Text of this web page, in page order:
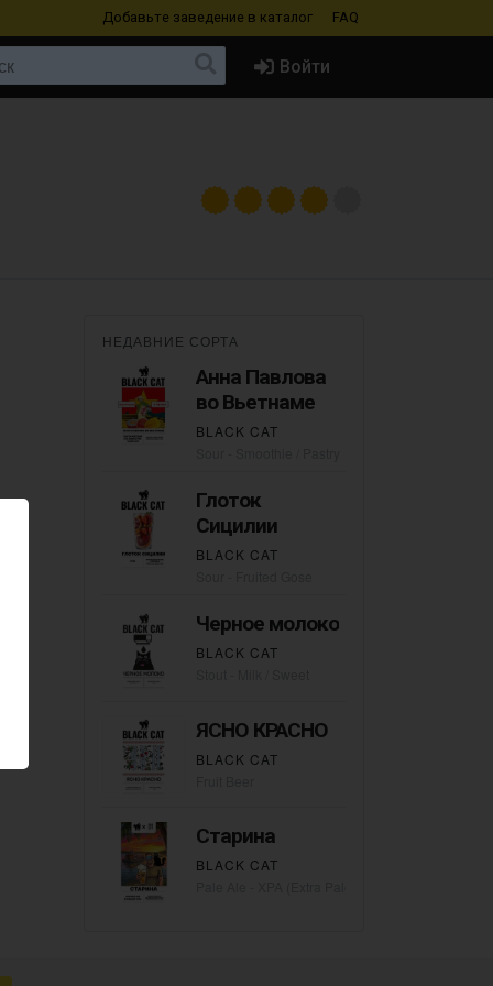
Добавьте заведение в каталог FAQ
Войти
НЕДАВНИЕ СОРТА
Анна Павлова
во Вьетнаме
BLACK CAT
Глоток
Сицилии
BLACK CAT
Черное молоко
BLACK CAT
ЯСНО КРАСНО
BLACK CAT
Старина
BLACK CAT